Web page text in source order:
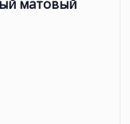
матовый